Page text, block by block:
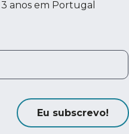
anos em Portugal
Eu subscrevo!